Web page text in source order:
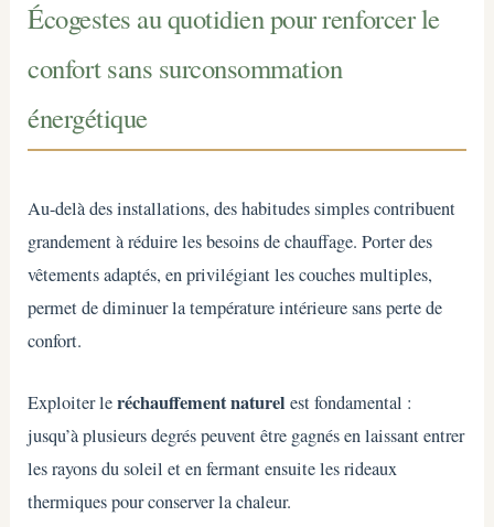
Écogestes au quotidien pour renforcer le
confort sans surconsommation
énergétique
Au-delà des installations, des habitudes simples contribuent
grandement à réduire les besoins de chauffage. Porter des
vêtements adaptés, en privilégiant les couches multiples,
permet de diminuer la température intérieure sans perte de
confort.
Exploiter leréchauffement naturel est fondamental :
jusqu’à plusieurs degrés peuvent être gagnés en laissant entrer
les rayons du soleil et en fermant ensuite les rideaux
thermiques pour conserver la chaleur.